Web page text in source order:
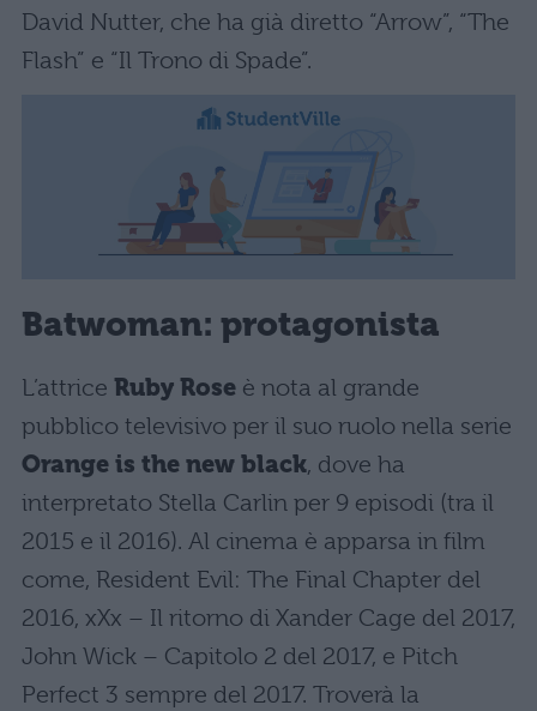
David Nutter, che ha già diretto “Arrow”, “The
Flash” e “Il Trono di Spade”.
Batwoman: protagonista
L’attrice Ruby Rose è nota al grande
pubblico televisivo per il suo ruolo nella serie
Orange is the new black, dove ha
interpretato Stella Carlin per 9 episodi (tra il
2015 e il 2016). Al cinema è apparsa in film
come, Resident Evil: The Final Chapter del
2016, xXx – Il ritorno di Xander Cage del 2017,
John Wick – Capitolo 2 del 2017, e Pitch
Perfect 3 sempre del 2017. Troverà la